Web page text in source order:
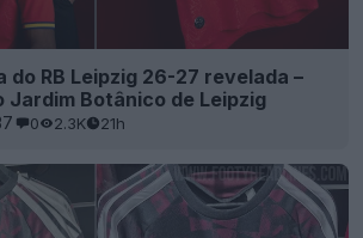
do RB Leipzig 26-27 revelada –
Jardim Botânico de Leipzig
0 2.3K 21h